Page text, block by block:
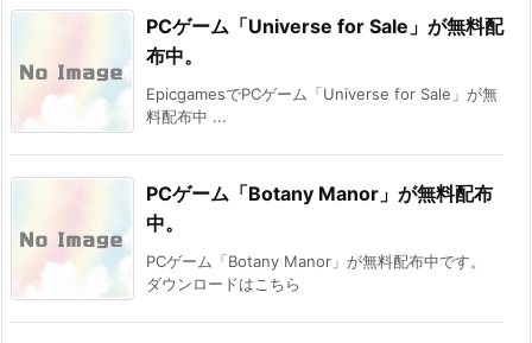
PCゲーム「Universe for Sale」が無料配
布中。
EpicgamesでPCゲーム「Universe for Sale」が無
料配布中 ...
PCゲーム「Botany Manor」が無料配布
中。
PCゲーム「Botany Manor」が無料配布中です。
ダウンロードはこちら